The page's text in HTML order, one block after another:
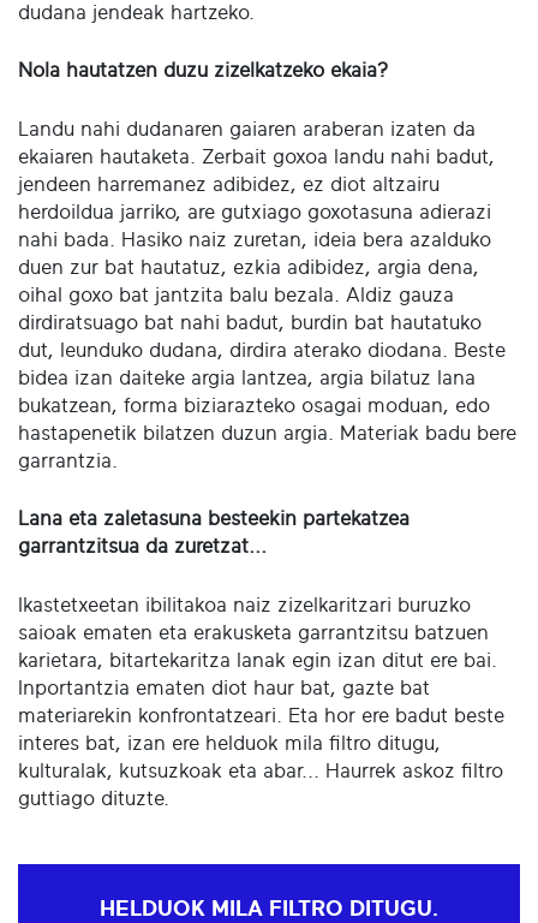
dudana jendeak hartzeko.
Nola hautatzen duzu zizelkatzeko ekaia?
Landu nahi dudanaren gaiaren araberan izaten da
ekaiaren hautaketa. Zerbait goxoa landu nahi badut,
jendeen harremanez adibidez, ez diot altzairu
herdoildua jarriko, are gutxiago goxotasuna adierazi
nahi bada. Hasiko naiz zuretan, ideia bera azalduko
duen zur bat hautatuz, ezkia adibidez, argia dena,
oihal goxo bat jantzita balu bezala. Aldiz gauza
dirdiratsuago bat nahi badut, burdin bat hautatuko
dut, leunduko dudana, dirdira aterako diodana. Beste
bidea izan daiteke argia lantzea, argia bilatuz lana
bukatzean, forma biziarazteko osagai moduan, edo
hastapenetik bilatzen duzun argia. Materiak badu bere
garrantzia.
Lana eta zaletasuna besteekin partekatzea
garrantzitsua da zuretzat...
Ikastetxeetan ibilitakoa naiz zizelkaritzari buruzko
saioak ematen eta erakusketa garrantzitsu batzuen
karietara, bitartekaritza lanak egin izan ditut ere bai.
Inportantzia ematen diot haur bat, gazte bat
materiarekin konfrontatzeari. Eta hor ere badut beste
interes bat, izan ere helduok mila filtro ditugu,
kulturalak, kutsuzkoak eta abar... Haurrek askoz filtro
guttiago dituzte.
HELDUOK MILA FILTRO DITUGU.